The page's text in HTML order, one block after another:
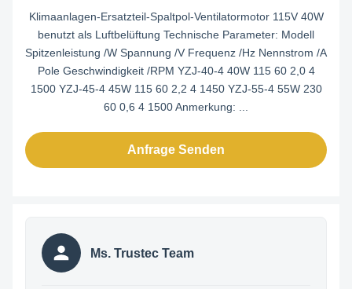
Klimaanlagen-Ersatzteil-Spaltpol-Ventilatormotor 115V 40W
benutzt als Luftbelüftung Technische Parameter: Modell
Spitzenleistung /W Spannung /V Frequenz /Hz Nennstrom /A
Pole Geschwindigkeit /RPM YZJ-40-4 40W 115 60 2,0 4
1500 YZJ-45-4 45W 115 60 2,2 4 1450 YZJ-55-4 55W 230
60 0,6 4 1500 Anmerkung: ...
Anfrage Senden
Ms. Trustec Team